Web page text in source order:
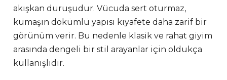
akışkan duruşudur. Vücuda sert oturmaz,
kumaşın dökümlü yapısı kıyafete daha zarif bir
görünüm verir. Bu nedenle klasik ve rahat giyim
arasında dengeli bir stil arayanlar için oldukça
kullanışlıdır.